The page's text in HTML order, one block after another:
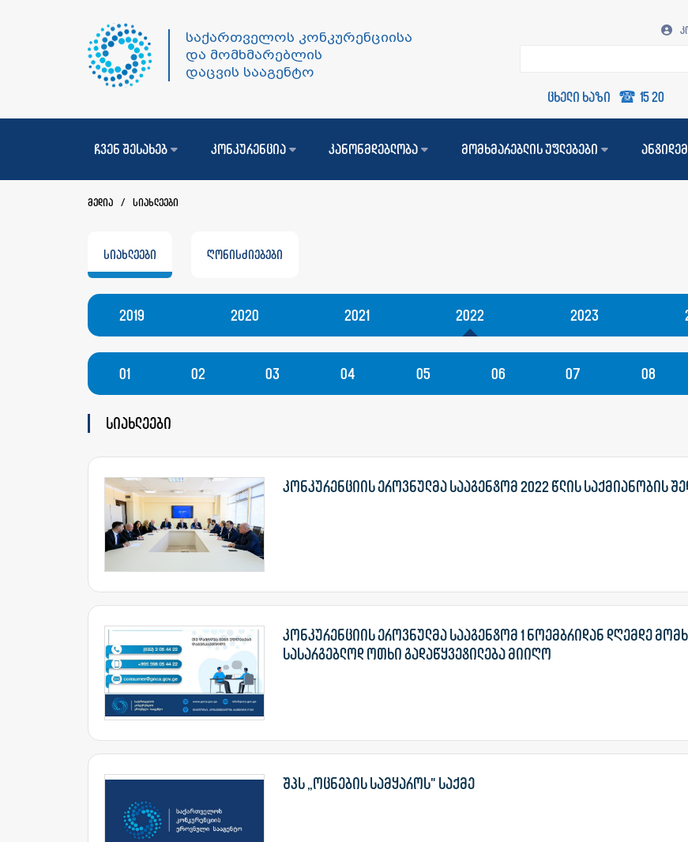
ცხელი ხაზი 15 20
საქართველოს კონკურენციისა
და მომხმარებლის
დაცვის სააგენტო
ჩვენ შესახებ კონკურენცია კანონმდებლობა მომხმარებლის უფლებები
მედია / სიახლეები
სიახლეები ღონისძიებები
2019 2020 2021 2022 2023
01 02 03 04 05 06 07 08
სიახლეები
კონკურენციის ეროვნულმა სააგენტომ 2022 წლის საქმიანობის
კონკურენციის ეროვნულმა სააგენტომ 1 ნოემბრიდან დღემდე
სასარგებლოდ ოთხი გადაწყვეტილება მიიღო
შპს „ოცნების სამყაროს" საქმე